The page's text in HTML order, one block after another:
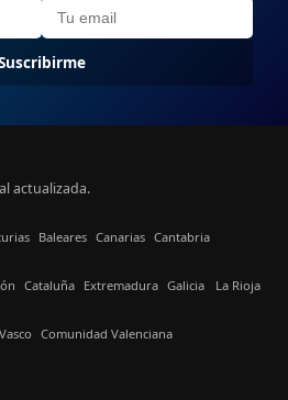
actualizada.
Baleares Canarias Cantabria
Cataluña Extremadura Galicia La Rioja
Comunidad Valenciana